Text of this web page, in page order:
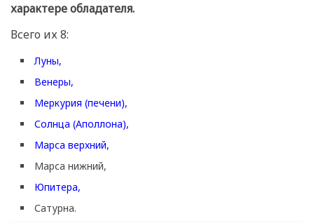
характере обладателя.
Всего их 8:
Луны,
Венеры,
Меркурия (печени),
Солнца (Аполлона),
Марса верхний,
Марса нижний,
Юпитера,
Сатурна.